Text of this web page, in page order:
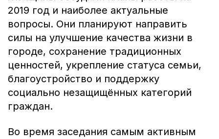
2019 год и наиболее актуальные
вопросы. Они планируют направить
силы на улучшение качества жизни в
городе, сохранение традиционных
ценностей, укрепление статуса семьи,
благоустройство и поддержку
социально незащищённых категорий
граждан.
Во время заседания самым активным